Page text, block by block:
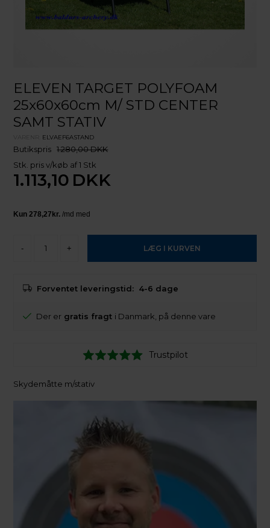
ELEVEN TARGET POLYFOAM
25x60x60cm M/ STD CENTER
SAMT STATIV
ELVAEF6ASTAND
Butikspris 1.280,00 DKK
Stk. pris v/køb af 1 Stk
1.113,10 DKK
- +
Forventet leveringstid: 4-6 dage
Der er gratis fragt i Danmark, på denne vare
Trustpilot
Skydemåtte m/stativ